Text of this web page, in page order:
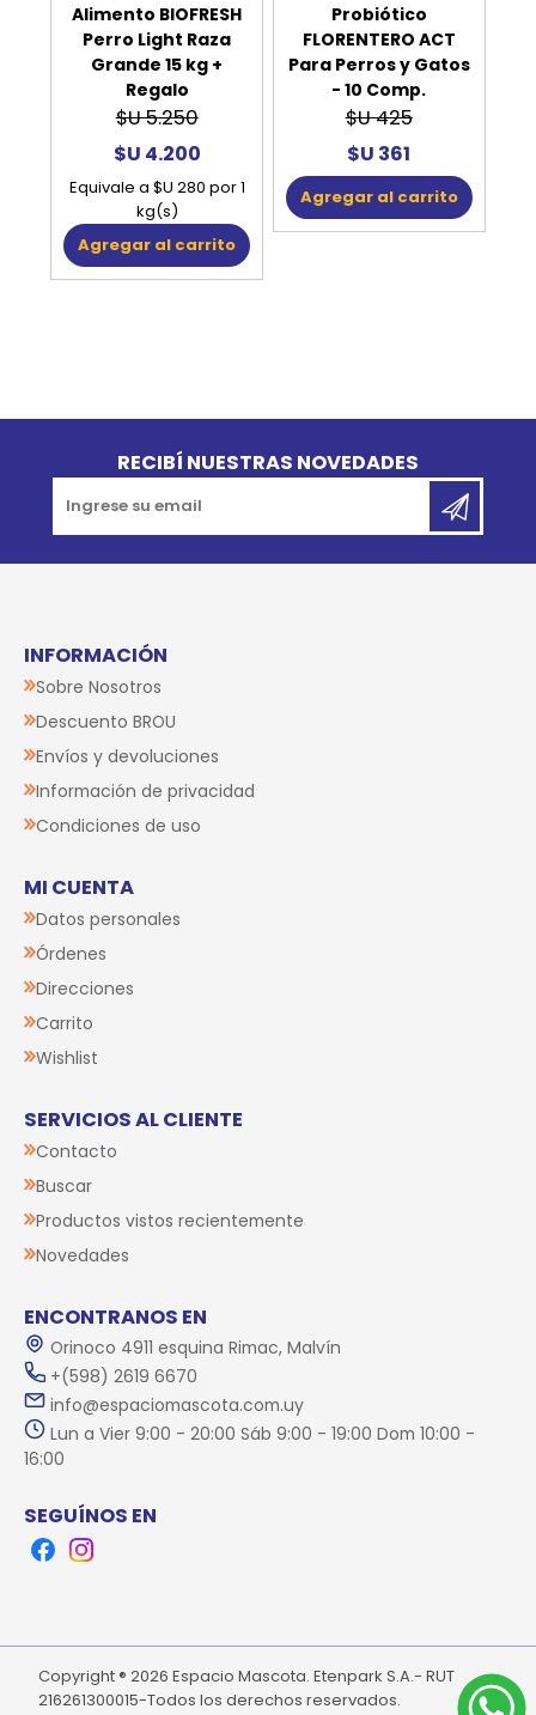
Alimento BIOFRESH
Perro Light Raza
Grande 15 kg +
Regalo
$U 5.250
$U 4.200
Equivale a $U 280 por 1
kg(s)
Agregar al carrito
Probiótico
FLORENTERO ACT
Para Perros y Gatos
- 10 Comp.
$U 425
$U 361
Agregar al carrito
RECIBÍ NUESTRAS NOVEDADES
INFORMACIÓN
Sobre Nosotros
Descuento BROU
Envíos y devoluciones
Información de privacidad
Condiciones de uso
MI CUENTA
Datos personales
Órdenes
Direcciones
Carrito
Wishlist
SERVICIOS AL CLIENTE
Contacto
Buscar
Productos vistos recientemente
Novedades
ENCONTRANOS EN
Orinoco 4911 esquina Rimac, Malvín
+(598) 2619 6670
info@espaciomascota.com.uy
Lun a Vier 9:00 - 20:00 Sáb 9:00 - 19:00 Dom 10:00 -
16:00
SEGUÍNOS EN
FacebookInstagram
Copyright ® 2026 Espacio Mascota. Etenpark S.A.- RUT
216261300015-Todos los derechos reservados.